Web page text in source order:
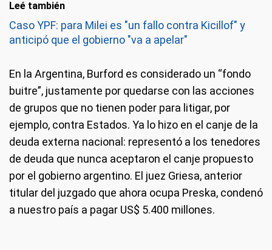
Leé también
Caso YPF: para Milei es "un fallo contra Kicillof" y
anticipó que el gobierno "va a apelar"
En la Argentina, Burford es considerado un “fondo
buitre”, justamente por quedarse con las acciones
de grupos que no tienen poder para litigar, por
ejemplo, contra Estados. Ya lo hizo en el canje de la
deuda externa nacional: representó a los tenedores
de deuda que nunca aceptaron el canje propuesto
por el gobierno argentino. El juez Griesa, anterior
titular del juzgado que ahora ocupa Preska, condenó
a nuestro país a pagar US$ 5.400 millones.